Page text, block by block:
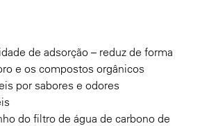
de adsorção – reduz de forma
e os compostos orgânicos
por sabores e odores
do filtro de água de carbono de